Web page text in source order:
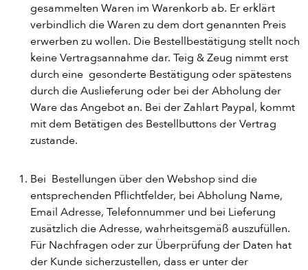
gesammelten Waren im Warenkorb ab. Er erklärt
verbindlich die Waren zu dem dort genannten Preis
erwerben zu wollen. Die Bestellbestätigung stellt noch
keine Vertragsannahme dar. Teig & Zeug nimmt erst
durch eine gesonderte Bestätigung oder spätestens
durch die Auslieferung oder bei der Abholung der
Ware das Angebot an. Bei der Zahlart Paypal, kommt
mit dem Betätigen des Bestellbuttons der Vertrag
zustande.
Bei Bestellungen über den Webshop sind die
entsprechenden Pflichtfelder, bei Abholung Name,
Email Adresse, Telefonnummer und bei Lieferung
zusätzlich die Adresse, wahrheitsgemäß auszufüllen.
Für Nachfragen oder zur Überprüfung der Daten hat
der Kunde sicherzustellen, dass er unter der